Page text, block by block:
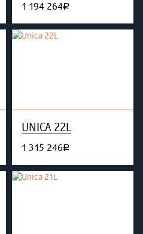
1 194 264руб.
UNICA 22L
1 315 246руб.